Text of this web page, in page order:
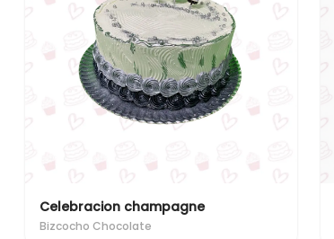
Celebracion champagne
Bizcocho Chocolate